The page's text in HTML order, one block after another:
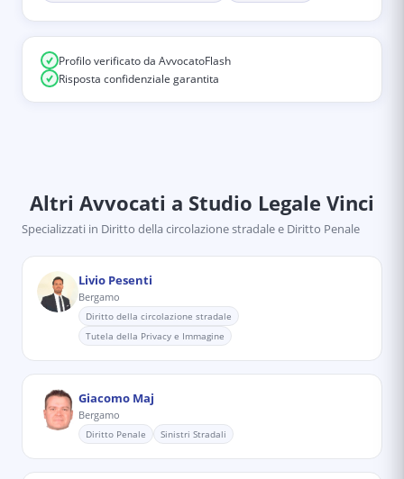
Profilo verificato da AvvocatoFlash
Risposta confidenziale garantita
Altri Avvocati a Studio Legale Vinci
Specializzati in Diritto della circolazione stradale e Diritto Penale
Livio Pesenti
Bergamo
Diritto della circolazione stradale
Tutela della Privacy e Immagine
Giacomo Maj
Bergamo
Diritto Penale Sinistri Stradali